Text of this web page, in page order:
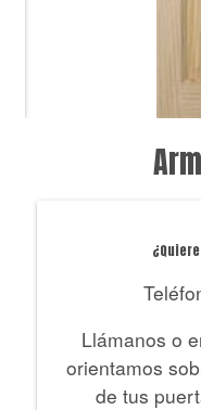
Llámanos o
orientamos
de tus